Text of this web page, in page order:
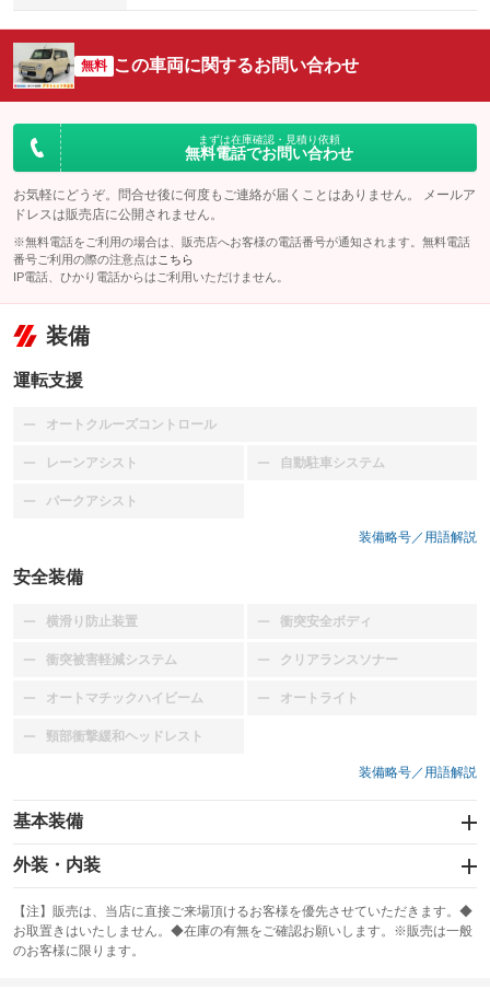
無料 この車両に関するお問い合わせ
まずは在庫確認・見積り依頼
無料電話でお問い合わせ
お気軽にどうぞ。問合せ後に何度もご連絡が届くことはありません。 メールア
ドレスは販売店に公開されません。
※無料電話をご利用の場合は、販売店へお客様の電話番号が通知されます。無料電話
番号ご利用の際の注意点は こちら
IP電話、ひかり電話からはご利用いただけません。
装備
運転支援
オートクルーズコントロール
：装備なし
レーンアシスト
：装備なし 自動駐車システム
：装備なし
パークアシスト
：装備なし
装備略号／用語解説
安全装備
横滑り防止装置
：装備なし 衝突安全ボディ
：装備なし
衝突被害軽減システム
：装備なし クリアランスソナー
：装備なし
オートマチックハイビーム
：装備なし オートライト
：装備なし
頸部衝撃緩和ヘッドレスト
：装備なし
装備略号／用語解説
基本装備
エアバッグ：運転席
：装備あり
：装備なし
サンルーフ
：装備なし ABS
外装・内装
カーナビ：ナビ
：装備あり
TV
：装備なし
【注】販売は、当店に直接ご来場頂けるお客様を優先させていただきます。◆
お取置きはいたしません。◆在庫の有無をご確認お願いします。※販売は一般
のお客様に限ります。